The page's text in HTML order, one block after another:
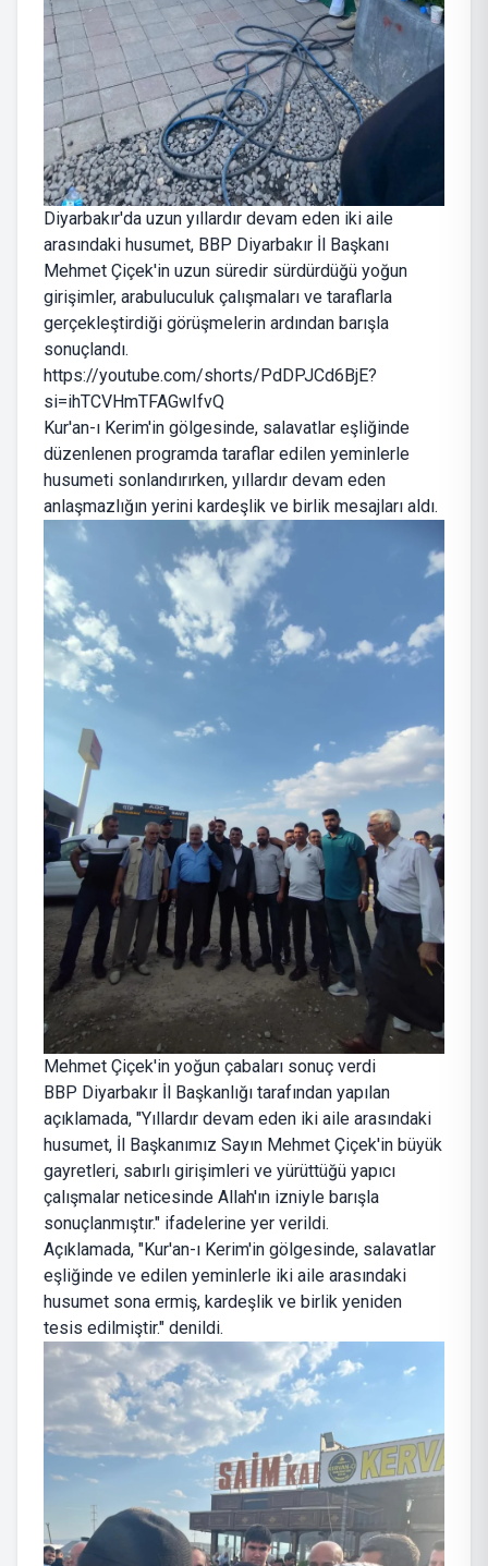
Diyarbakır'da uzun yıllardır devam eden iki aile
arasındaki husumet, BBP Diyarbakır İl Başkanı
Mehmet Çiçek'in uzun süredir sürdürdüğü yoğun
girişimler, arabuluculuk çalışmaları ve taraflarla
gerçekleştirdiği görüşmelerin ardından barışla
sonuçlandı.
https://youtube.com/shorts/PdDPJCd6BjE?
si=ihTCVHmTFAGwIfvQ
Kur'an-ı Kerim'in gölgesinde, salavatlar eşliğinde
düzenlenen programda taraflar edilen yeminlerle
husumeti sonlandırırken, yıllardır devam eden
anlaşmazlığın yerini kardeşlik ve birlik mesajları aldı.
Mehmet Çiçek'in yoğun çabaları sonuç verdi
BBP Diyarbakır İl Başkanlığı tarafından yapılan
açıklamada, "Yıllardır devam eden iki aile arasındaki
husumet, İl Başkanımız Sayın Mehmet Çiçek'in büyük
gayretleri, sabırlı girişimleri ve yürüttüğü yapıcı
çalışmalar neticesinde Allah'ın izniyle barışla
sonuçlanmıştır." ifadelerine yer verildi.
Açıklamada, "Kur'an-ı Kerim'in gölgesinde, salavatlar
eşliğinde ve edilen yeminlerle iki aile arasındaki
husumet sona ermiş, kardeşlik ve birlik yeniden
tesis edilmiştir." denildi.